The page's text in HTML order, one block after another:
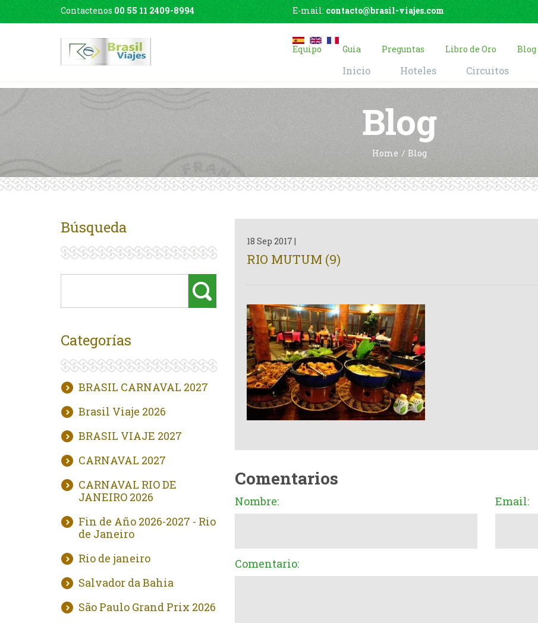
Contactenos 00 55 11 2409-8994 E-mail: contacto@brasil-viajes.com
Equipo Guia Preguntas Libro de Oro Blog
Inicio Hoteles Circuitos
Blog
Home Blog
Búsqueda
Categorías
BRASIL CARNAVAL 2027
Brasil Viaje 2026
BRASIL VIAJE 2027
CARNAVAL 2027
CARNAVAL RIO DE
JANEIRO 2026
Fin de Año 2026-2027 - Rio
de Janeiro
Rio de janeiro
Salvador da Bahia
São Paulo Grand Prix 2026
18 Sep 2017 |
RIO MUTUM (9)
Comentarios
Nombre: Email:
Comentario: